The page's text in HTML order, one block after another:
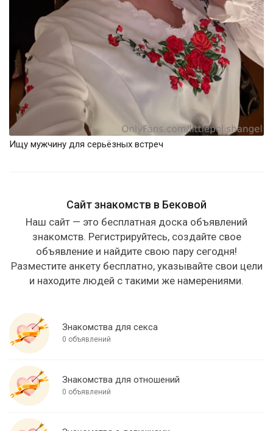
Ищу мужчину для серьёзных встреч
Сайт знакомств в Бековой
Наш сайт — это бесплатная доска объявлений
знакомств. Регистрируйтесь, создайте свое
объявление и найдите свою пару сегодня!
Разместите анкету бесплатно, указывайте свои цели
и находите людей с такими же намерениями.
Знакомства для секса
0 объявлений
Знакомства для отношений
0 объявлений